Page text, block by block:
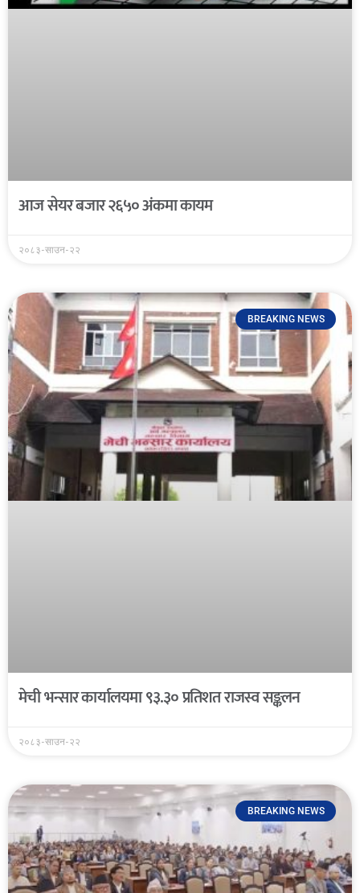
आज सेयर बजार २६५० अंकमा कायम
२०८३-साउन-२२
BREAKING NEWS
मेची भन्सार कार्यालयमा ९३.३० प्रतिशत राजस्व सङ्कलन
२०८३-साउन-२२
BREAKING NEWS